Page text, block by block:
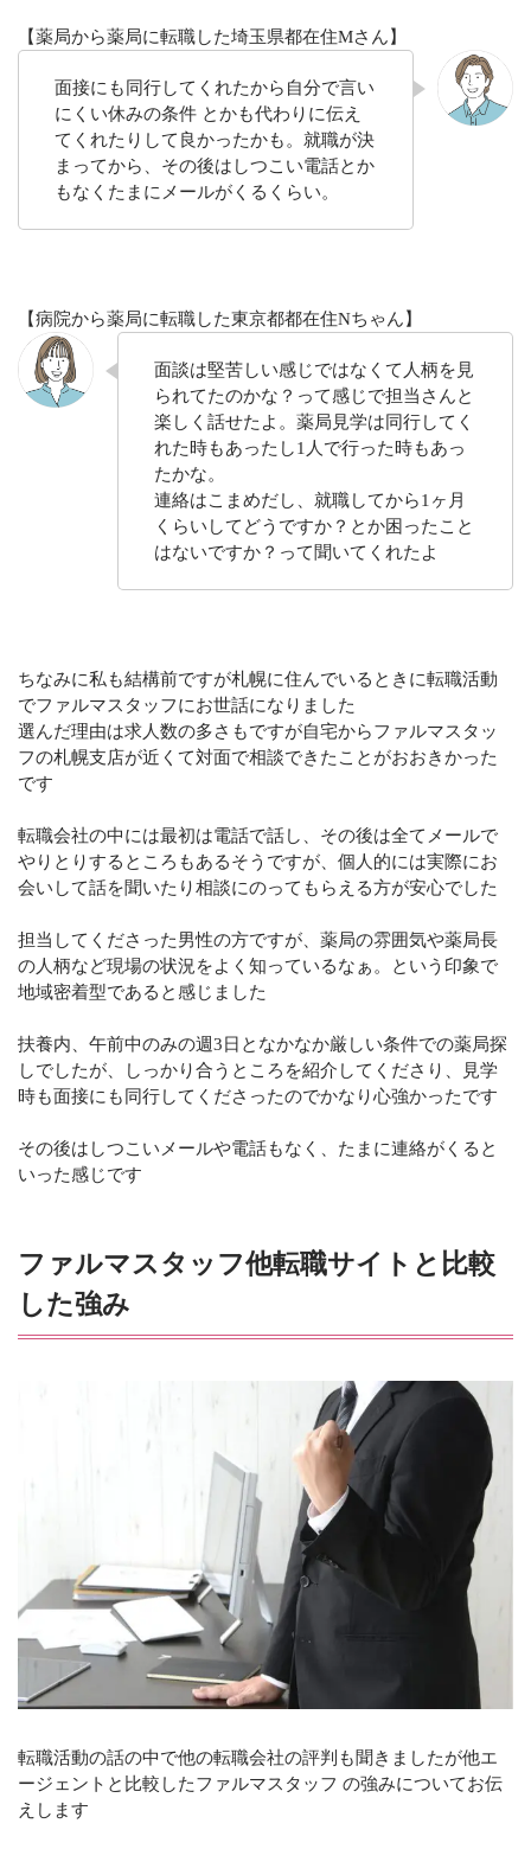
【薬局から薬局に転職した埼玉県都在住Mさん】
面接にも同行してくれたから自分で言い
にくい休みの条件 とかも代わりに伝え
てくれたりして良かったかも。就職が決
まってから、その後はしつこい電話とか
もなくたまにメールがくるくらい。
【病院から薬局に転職した東京都都在住Nちゃん】
面談は堅苦しい感じではなくて人柄を見
られてたのかな？って感じで担当さんと
楽しく話せたよ。薬局見学は同行してく
れた時もあったし1人で行った時もあっ
たかな。
連絡はこまめだし、就職してから1ヶ月
くらいしてどうですか？とか困ったこと
はないですか？って聞いてくれたよ
ちなみに私も結構前ですが札幌に住んでいるときに転職活動
でファルマスタッフにお世話になりました
選んだ理由は求人数の多さもですが自宅からファルマスタッ
フの札幌支店が近くて対面で相談できたことがおおきかった
です
転職会社の中には最初は電話で話し、その後は全てメールで
やりとりするところもあるそうですが、個人的には実際にお
会いして話を聞いたり相談にのってもらえる方が安心でした
担当してくださった男性の方ですが、薬局の雰囲気や薬局長
の人柄など現場の状況をよく知っているなぁ。という印象で
地域密着型であると感じました
扶養内、午前中のみの週3日となかなか厳しい条件での薬局探
しでしたが、しっかり合うところを紹介してくださり、見学
時も面接にも同行してくださったのでかなり心強かったです
その後はしつこいメールや電話もなく、たまに連絡がくると
いった感じです
ファルマスタッフ他転職サイトと比較
した強み
転職活動の話の中で他の転職会社の評判も聞きましたが他エ
ージェントと比較したファルマスタッフ の強みについてお伝
えします